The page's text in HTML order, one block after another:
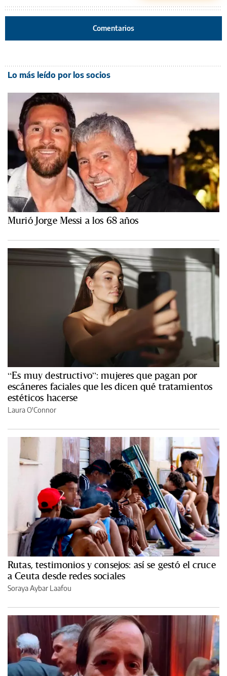
Comentarios
Lo más leído por los socios
Murió Jorge Messi a los 68 años
“Es muy destructivo”: mujeres que pagan por
escáneres faciales que les dicen qué tratamientos
estéticos hacerse
Laura O'Connor
Rutas, testimonios y consejos: así se gestó el cruce
a Ceuta desde redes sociales
Soraya Aybar Laafou